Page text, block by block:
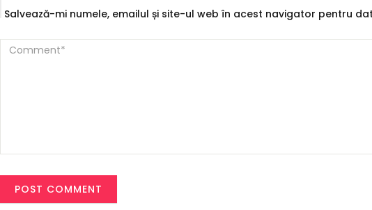
Salvează-mi numele, emailul și site-ul web în acest navigator pentru